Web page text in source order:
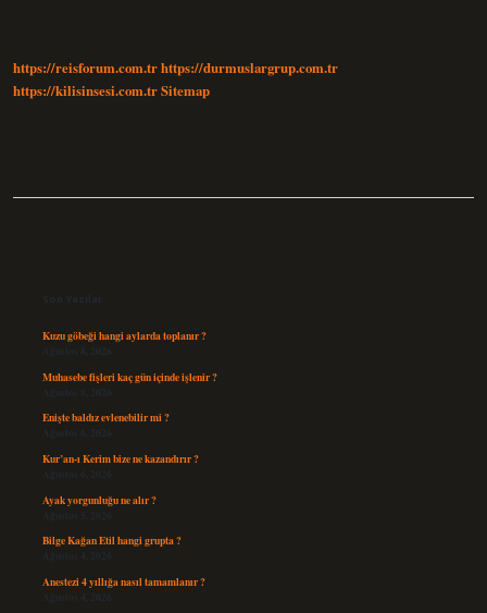
https://reisforum.com.trhttps://durmuslargrup.com.tr
https://kilisinsesi.com.trSitemap
Son Yazılar
Kuzu göbeği hangi aylarda toplanır ?
Ağustos 8, 2026
Muhasebe fişleri kaç gün içinde işlenir ?
Ağustos 8, 2026
Enişte baldız evlenebilir mi ?
Ağustos 6, 2026
Kur’an-ı Kerim bize ne kazandırır ?
Ağustos 6, 2026
Ayak yorgunluğu ne alır ?
Ağustos 5, 2026
Bilge Kağan Etil hangi grupta ?
Ağustos 4, 2026
Anestezi 4 yıllığa nasıl tamamlanır ?
Ağustos 4, 2026